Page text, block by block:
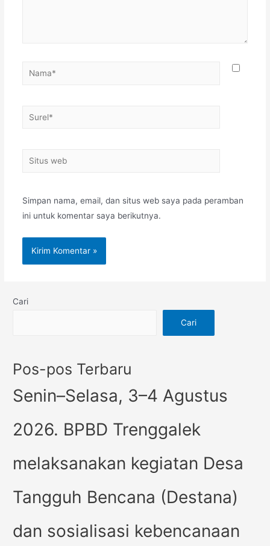
Simpan nama, email, dan situs web saya pada peramban
ini untuk komentar saya berikutnya.
Cari
Cari
Pos-pos Terbaru
Senin–Selasa, 3–4 Agustus
2026. BPBD Trenggalek
melaksanakan kegiatan Desa
Tangguh Bencana (Destana)
dan sosialisasi kebencanaan